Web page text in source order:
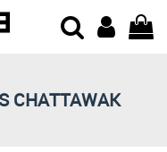
CHATTAWAK